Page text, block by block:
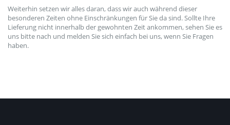
Weiterhin setzen wir alles daran, dass wir auch während dieser
besonderen Zeiten ohne Einschränkungen für Sie da sind. Sollte Ihre
Lieferung nicht innerhalb der gewohnten Zeit ankommen, sehen Sie es
uns bitte nach und melden Sie sich einfach bei uns, wenn Sie Fragen
haben.